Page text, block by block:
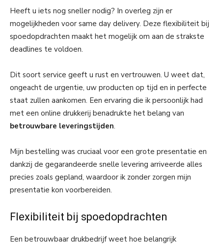
Heeft u iets nog sneller nodig? In overleg zijn er
mogelijkheden voor same day delivery. Deze flexibiliteit bij
spoedopdrachten maakt het mogelijk om aan de strakste
deadlines te voldoen.
Dit soort service geeft u rust en vertrouwen. U weet dat,
ongeacht de urgentie, uw producten op tijd en in perfecte
staat zullen aankomen. Een ervaring die ik persoonlijk had
met een online drukkerij benadrukte het belang van
betrouwbare leveringstijden.
Mijn bestelling was cruciaal voor een grote presentatie en
dankzij de gegarandeerde snelle levering arriveerde alles
precies zoals gepland, waardoor ik zonder zorgen mijn
presentatie kon voorbereiden.
Flexibiliteit bij spoedopdrachten
Een betrouwbaar drukbedrijf weet hoe belangrijk